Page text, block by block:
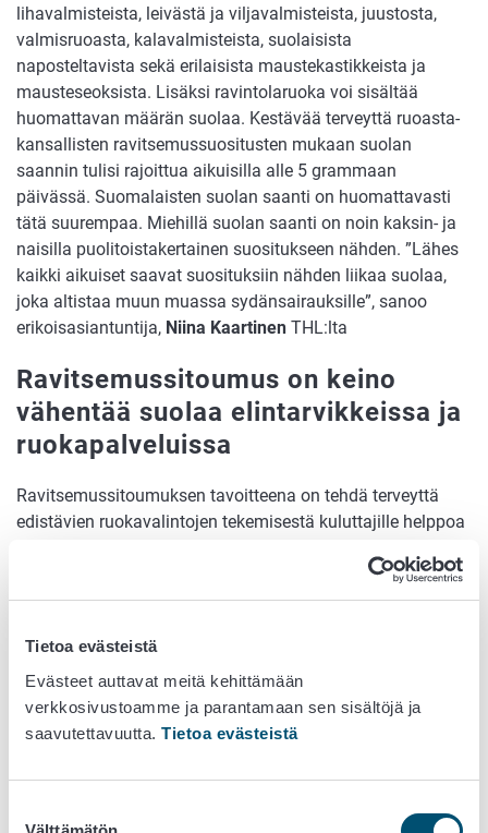
Tietoa evästeistä
Evästeet auttavat meitä kehittämään
verkkosivustoamme ja parantamaan sen sisältöjä ja
saavutettavuutta. Tietoa evästeistä
lihavalmisteista, leivästä ja viljavalmisteista, juustosta,
valmisruoasta, kalavalmisteista, suolaisista
naposteltavista sekä erilaisista maustekastikkeista ja
mausteseoksista. Lisäksi ravintolaruoka voi sisältää
huomattavan määrän suolaa. Kestävää terveyttä ruoasta-
kansallisten ravitsemussuositusten mukaan suolan
saannin tulisi rajoittua aikuisilla alle 5 grammaan
päivässä. Suomalaisten suolan saanti on huomattavasti
tätä suurempaa. Miehillä suolan saanti on noin kaksin- ja
naisilla puolitoistakertainen suositukseen nähden. ”Lähes
kaikki aikuiset saavat suosituksiin nähden liikaa suolaa,
joka altistaa muun muassa sydänsairauksille”, sanoo
erikoisasiantuntija, Niina Kaartinen THL:lta
Ravitsemussitoumus on keino
vähentää suolaa elintarvikkeissa ja
ruokapalveluissa
Ravitsemussitoumuksen tavoitteena on tehdä terveyttä
edistävien ruokavalintojen tekemisestä kuluttajille helppoa
jossa ruoka-alan toimijat ja sidosryhmät sitoutuvat
parantamaan tarjoamiensa tuotteiden ravitsemuslaatua
lounasruoan tai muun ravintolaruoan suolapitoisuutta.
Ravitsemussitoumuksia voivat tehdä erilaiset toimijat
kuten elintarviketeollisuuden, kaupan, ruokapalvelujen,
kuntien ja järjestöjen edustajat. Samalla kuluttajat
parempia vaihtoehtoja kuten vähemmän suolaa sisältäviä
elintarvikkeita. ”On tärkeää, että tarjolla on vähemmän